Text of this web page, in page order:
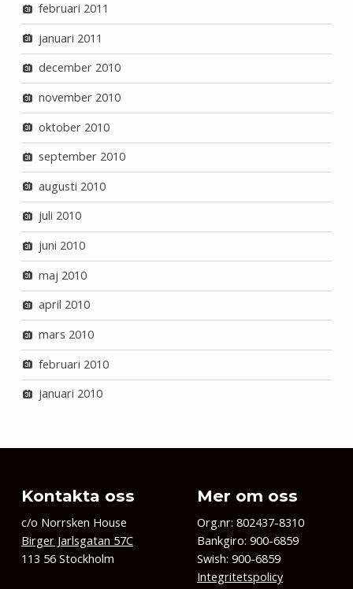
februari 2011
januari 2011
december 2010
november 2010
oktober 2010
september 2010
augusti 2010
juli 2010
juni 2010
maj 2010
april 2010
mars 2010
februari 2010
januari 2010
Kontakta oss
c/o Norrsken House
Birger Jarlsgatan 57C
113 56 Stockholm
Mer om oss
Org.nr: 802437-8310
Bankgiro: 900-6859
Swish: 900-6859
Integritetspolicy